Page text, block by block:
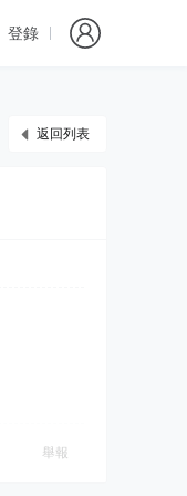
登錄
返回列表
舉報